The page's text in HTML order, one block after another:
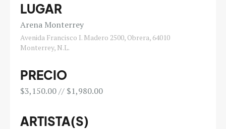
LUGAR
Arena Monterrey
Avenida Francisco I. Madero 2500, Obrera, 64010
Monterrey, N.L.
PRECIO
$3,150.00 // $1,980.00
ARTISTA(S)